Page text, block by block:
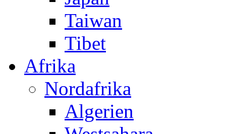
Taiwan
Tibet
Afrika
Nordafrika
Algerien